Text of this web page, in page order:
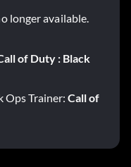
longer available.
of Duty : Black
Ops Trainer: Call of